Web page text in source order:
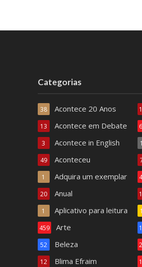
Categorias
Acontece 20 Anos
38
Acontece em Debate
13
Acontece in English
3
Aconteceu
49
Adquira um exemplar
1
Anual
20
Aplicativo para leitura
1
Arte
459
Beleza
52
Blima Efraim
12